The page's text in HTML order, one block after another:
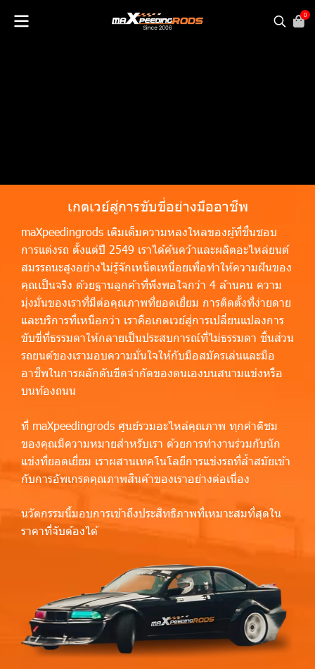
0
เกตเวย์สู่การขับขี่อย่างมืออาชีพ
maXpeedingrods เติมเต็มความหลงใหลของผู้ที่ชื่นชอบ
การแต่งรถ ตั้งแต่ปี 2549 เราได้ค้นคว้าและผลิตอะไหล่ยนต์
สมรรถนะสูงอย่างไม่รู้จักเหน็ดเหนื่อยเพื่อทำให้ความฝันของ
คุณเป็นจริง ด้วยฐานลูกค้าที่พึงพอใจกว่า 4 ล้านคน ความ
มุ่งมั่นของเราที่มีต่อคุณภาพที่ยอดเยี่ยม การติดตั้งที่ง่ายดาย
และบริการที่เหนือกว่า เราคือเกตเวย์สู่การเปลี่ยนแปลงการ
ขับขี่ที่ธรรมดาให้กลายเป็นประสบการณ์ที่ไม่ธรรมดา ชิ้นส่วน
รถยนต์ของเรามอบความมั่นใจให้กับมือสมัครเล่นและมือ
อาชีพในการผลักดันขีดจำกัดของตนเองบนสนามแข่งหรือ
บนท้องถนน
ที่ maXpeedingrods ศูนย์รวมอะไหล่คุณภาพ ทุกคำติชม
ของคุณมีความหมายสำหรับเรา ด้วยการทำงานร่วมกับนัก
แข่งที่ยอดเยี่ยม เราผสานเทคโนโลยีการแข่งรถที่ล้ำสมัยเข้า
กับการอัพเกรดคุณภาพสินค้าของเราอย่างต่อเนื่อง
นวัตกรรมนี้มอบการเข้าถึงประสิทธิภาพที่เหมาะสมที่สุดใน
ราคาที่จับต้องได้